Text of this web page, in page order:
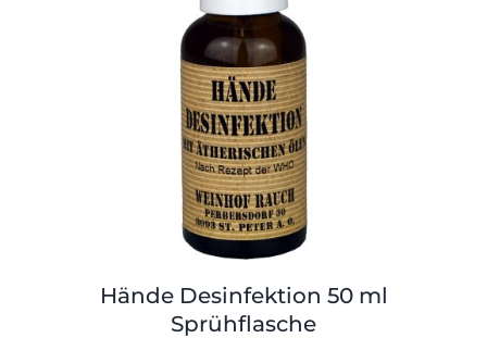
Hände Desinfektion 50 ml
Sprühflasche